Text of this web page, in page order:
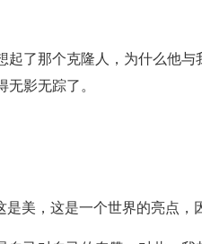
起了那个克隆人，为什么他
影无踪了。
是美，这是一个世界的亮点，